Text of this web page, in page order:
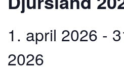
1. april 2026 -
2026